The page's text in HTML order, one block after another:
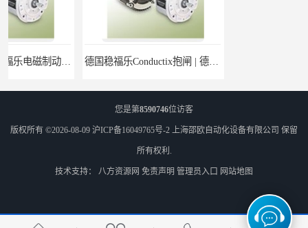
德国稳福乐Conductix抱闸 | 德国稳福乐Conductix廉价特供
您是第8590746位访客
版权所有 ©2026-08-09 沪ICP备16049765号-2 上海邵欧自动化设备有限公司 保留
所有权利.
技术支持： 八方资源网 免责声明 管理员入口 网站地图